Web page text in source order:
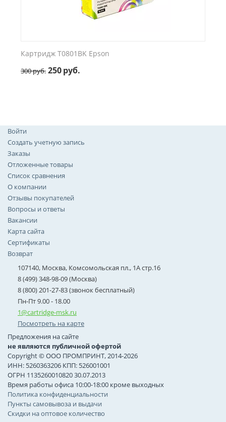
Картридж T0801BK Epson
300руб. 250руб.
Войти
Создать учетную запись
Заказы
Отложенные товары
Список сравнения
О компании
Отзывы покупателей
Вопросы и ответы
Вакансии
Карта сайта
Сертификаты
Возврат
107140, Москва, Комсомольская пл., 1А стр.16
8 (499) 348-98-09 (Москва)
8 (800) 201-27-83 (звонок бесплатный)
Пн-Пт 9.00 - 18.00
1@cartridge-msk.ru
Посмотреть на карте
Предложения на сайте
не являются публичной офертой
Copyright © ООО ПРОМПРИНТ, 2014-2026
ИНН: 5260363206 КПП: 526001001
ОГРН 1135260010820 30.07.2013
Время работы офиса 10:00-18:00 кроме выходных
Политика конфиденциальности
Пункты самовывоза и выдачи
Скидки на оптовое количество